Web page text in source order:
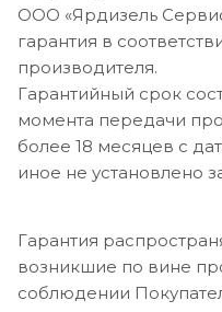
ООО «Ярдизель
гарантия в
производителя.
Гарантийный срок
момента передачи
более 18 месяцев с
иное не установлено
Гарантия
возникшие по вине
соблюдении